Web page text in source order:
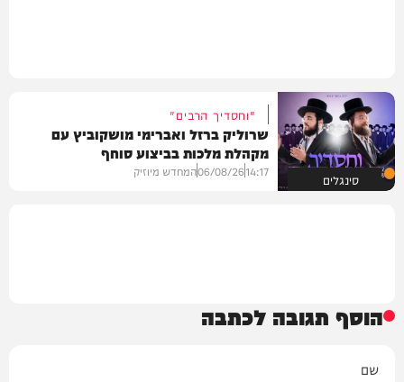
סינגלים
"וחסדיך הרבים"
שרוליק ברזל ואברימי מושקוביץ עם
מקהלת מלכות בביצוע סוחף
14:17
06/08/26המחדש מיוזיק
הוסף תגובה לכתבה